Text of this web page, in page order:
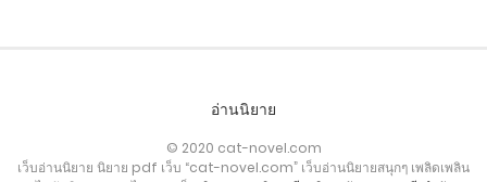
อ่านนิยาย
© 2020 cat-novel.com
เว็บอ่านนิยาย นิยาย pdf เว็บ “cat-novel.com” เว็บอ่านนิยายสนุกๆ เพลิดเพลิน